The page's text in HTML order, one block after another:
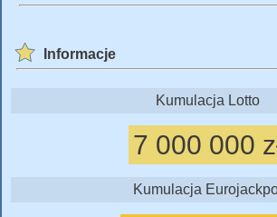
Informacje
Kumulacja Lotto
7 000 000
Kumulacja